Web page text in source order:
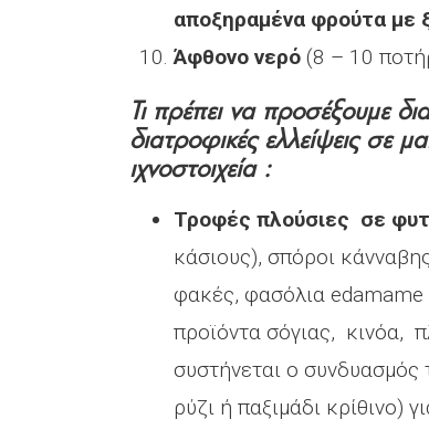
αποξηραμένα φρούτα με
Άφθονο νερό (8 – 10
Τι πρέπει να προσέξουμε
διατροφικές ελλείψεις σε
ιχνοστοιχεία :
Τροφές πλούσιες σε
κάσιους), σπόροι
φακές, φασόλια
προϊόντα σόγιας, κινόα,
συστήνεται ο
ρύζι ή παξιμάδι κρίθινο)